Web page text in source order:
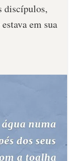
discípulos,
em sua